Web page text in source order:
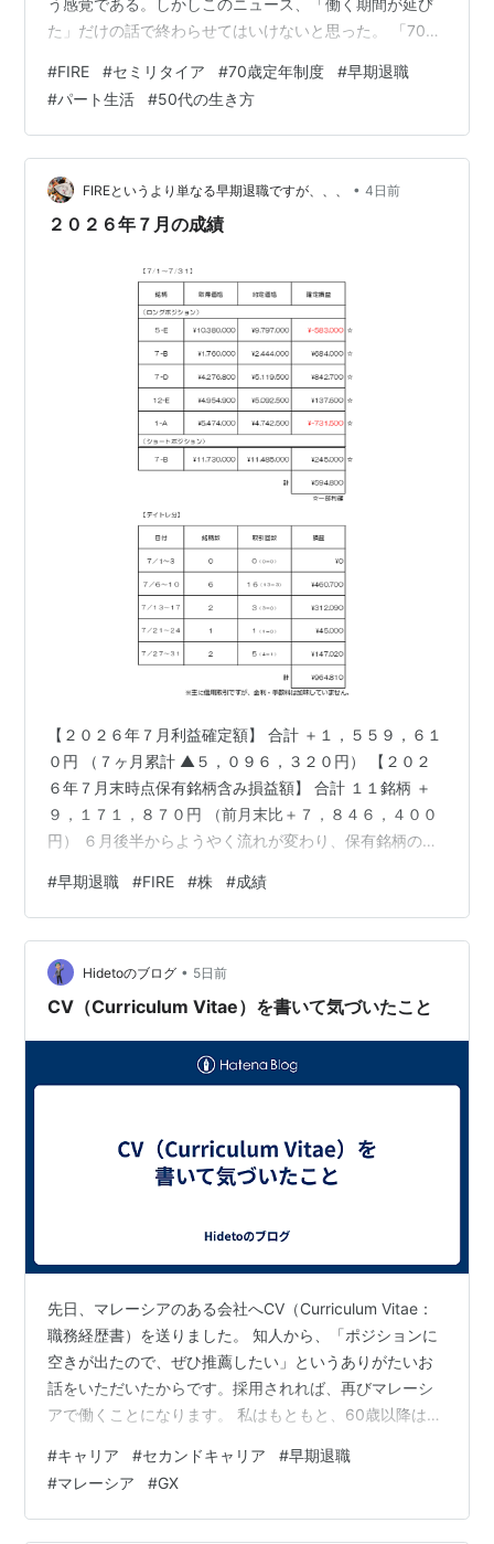
う感覚である。しかしこのニュース、「働く期間が延び
た」だけの話で終わらせてはいけないと思った。 「70歳
まったく違う 日本は少子高齢化が進み、年金財政・医療
費・人手不足など多くの課題を抱えている。 70歳まで働
く社会になることは、以前から予想されていた流れだ。
働くこと自体は悪いことではない。 社会とのつながりが
持てるし、生活リズムも整う。 適度に働くことは健康に
もプラスになるだろう。 …
#FIRE #セミリタイア #70歳定年制度 #早期退職
#パート生活 #50代の生き方
FIREというより単なる早期退職ですが、、、 • 4日前
２０２６年７月の成績
【２０２６年７月利益確定額】 合計 ＋１，５５９，６１
０円 （７ヶ月累計 ▲５，０９６，３２０円） 【２０２
６年７月末時点保有銘柄含み損益額】 合計 １１銘柄 ＋
９，１７１，８７０円 （前月末比＋７，８４６，４００
円） ６月後半からようやく流れが変わり、保有銘柄の多
た。 と言っても、それまでに大きな含み損を抱え損切を
繰り返してきましたので、それぞれの銘柄はようやくス
タートラインから少し進んだ程度です。 利確分は７ヶ月
累計で▲５０９万円ですが、含み益が９１７万円ありま
すので、１月以来、半年ぶりに年間成績がプラスに転じ
#早期退職 #FIRE #株 #成績
Hidetoのブログ • 5日前
CV（Curriculum Vitae）を書いて気づいたこと
先日、マレーシアのある会社へCV（Curriculum Vitae：
職務経歴書）を送りました。 知人から、「ポジションに
空きが出たので、ぜひ推薦したい」というありがたいお
話をいただいたからです。採用されれば、再びマレーシ
アで働くことになります。 私はもともと、60歳以降は日
た。そのため、今回のお話も自分のキャリアの選択肢の
一つとして前向きに受け止めています。日本で取り組ん
でいる活動も、オンラインを活用しながら継続するつも
#キャリア #セカンドキャリア #早期退職
#マレーシア #GX